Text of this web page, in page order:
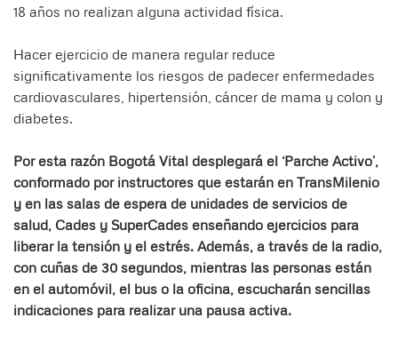
18 años no realizan alguna actividad física.
Hacer ejercicio de manera regular reduce
significativamente los riesgos de padecer enfermedades
cardiovasculares, hipertensión, cáncer de mama y colon y
diabetes.
Por esta razón Bogotá Vital desplegará el ‘Parche Activo’,
conformado por instructores que estarán en TransMilenio
y en las salas de espera de unidades de servicios de
salud, Cades y SuperCades enseñando ejercicios para
liberar la tensión y el estrés. Además, a través de la radio,
con cuñas de 30 segundos, mientras las personas están
en el automóvil, el bus o la oficina, escucharán sencillas
indicaciones para realizar una pausa activa.